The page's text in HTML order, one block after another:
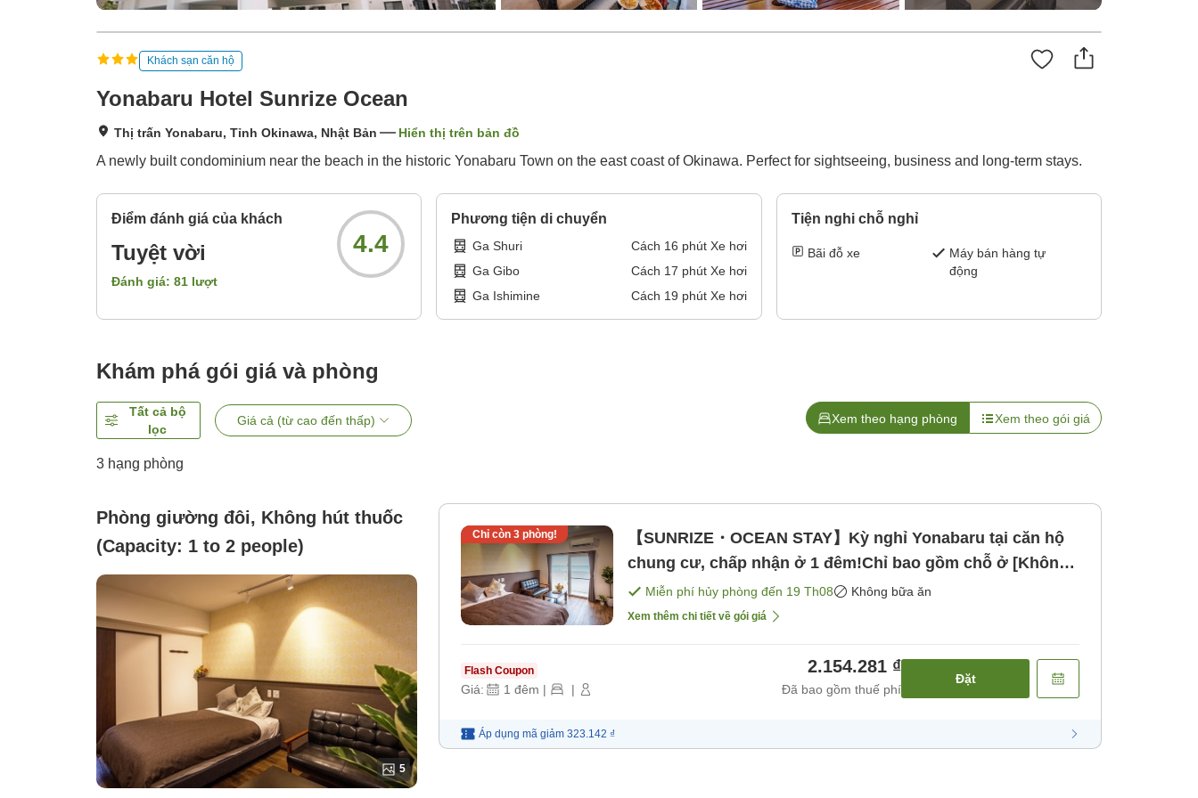
Khách sạn căn hộ
Yonabaru Hotel Sunrize Ocean
Thị trấn Yonabaru, Tỉnh Okinawa, Nhật Bản Hiển thị trên bản đồ
A newly built condominium near the beach in the historic Yonabaru Town on the east coast of Okinawa. Perfect for sightseeing, business and long-term stays.
Điểm đánh giá của khách
Tuyệt vời
Đánh giá: 81 lượt
4.4
Phương tiện di chuyển
Ga Shuri Cách 16 phút Xe hơi
Ga Gibo
Cách 17 phút Xe hơi
Ga Ishimine
Cách 19 phút Xe hơi
Tiện nghi chỗ nghỉ
Bãi đỗ xe
Máy bán hàng tự
động
Khám phá gói giá và phòng
Tất cả bộ
lọc
Giá cả (từ cao đến thấp) Xem theo hạng phòng Xem theo gói giá
3 hạng phòng
Phòng giường đôi, Không hút thuốc
(Capacity: 1 to 2 people)
5
Chỉ còn 3phòng!
【SUNRIZE・OCEAN STAY】Kỳ nghỉ Yonabaru tại căn hộ
chung cư, chấp nhận ở 1 đêm!Chỉ bao gồm chỗ ở [Không
bao gồm bữa ăn]
Miễn phí hủy phòng đến 19 Th08 Không bữa ăn
Xem thêm chi tiết về gói giá
Flash Coupon
Giá: 1 đêm | |
2.154.281 ₫
Đã bao gồm thuế phí
Đặt
Áp dụng mã giảm 323.142 ₫